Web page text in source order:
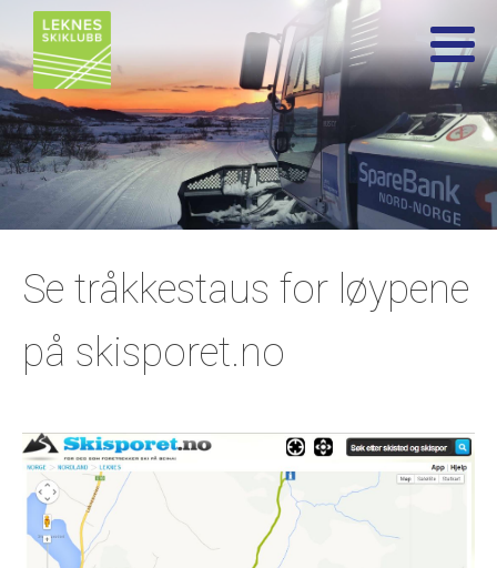
Se tråkkestaus for løypene
på skisporet.no